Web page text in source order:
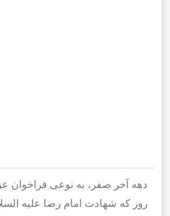
دهه آخر صفر، به نوعی فراخوان
روز که شهادت امام رضا علیه